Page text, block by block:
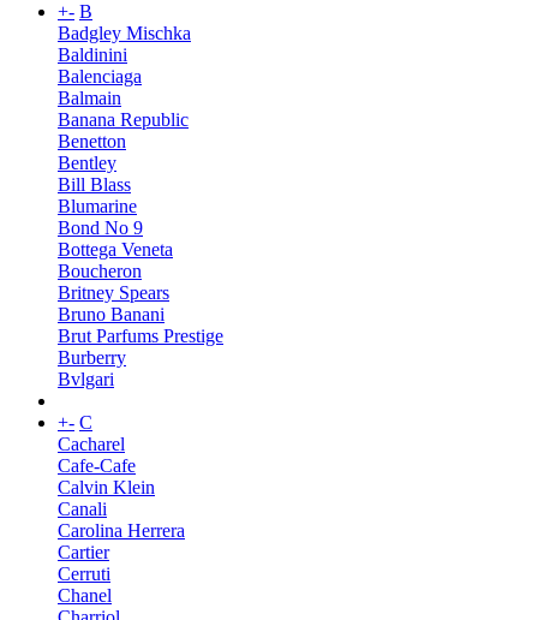
+- B
Badgley Mischka
Baldinini
Balenciaga
Balmain
Banana Republic
Benetton
Bentley
Bill Blass
Blumarine
Bond No 9
Bottega Veneta
Boucheron
Britney Spears
Bruno Banani
Brut Parfums Prestige
Burberry
Bvlgari
+- C
Cacharel
Cafe-Cafe
Calvin Klein
Canali
Carolina Herrera
Cartier
Cerruti
Chanel